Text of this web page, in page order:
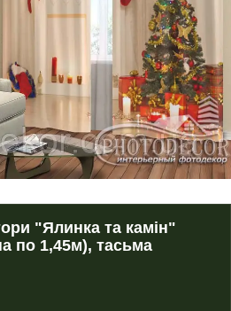
"Ялинка та камін"
по 1,45м), тасьма